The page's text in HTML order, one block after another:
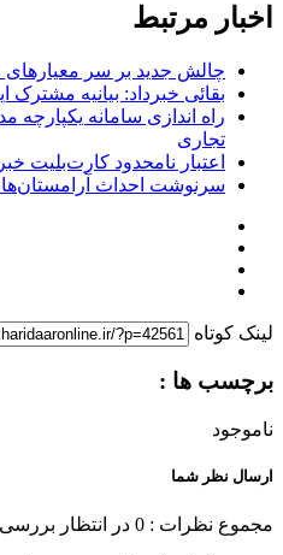
اخبار مرتبط
چالش جدید بر سر
بقائی خبرداد: بیانیه
راه اندازی سامانه
تجاری
اعتبار نامحدود کارت‌بلیت
سرنوشت احداث
لینک کوتاه
برچسب ها :
ناموجود
ارسال نظر شما
مجموع نظرات : 0 در انتظار بررسی